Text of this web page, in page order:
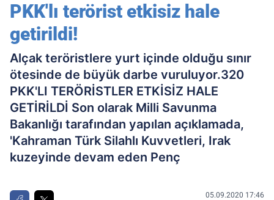
PKK'lı terörist etkisiz hale
getirildi!
Alçak teröristlere yurt içinde olduğu sınır
ötesinde de büyük darbe vuruluyor.320
PKK'LI TERÖRİSTLER ETKİSİZ HALE
GETİRİLDİ Son olarak Milli Savunma
Bakanlığı tarafından yapılan açıklamada,
'Kahraman Türk Silahlı Kuvvetleri, Irak
kuzeyinde devam eden Penç
05.09.2020 17:46